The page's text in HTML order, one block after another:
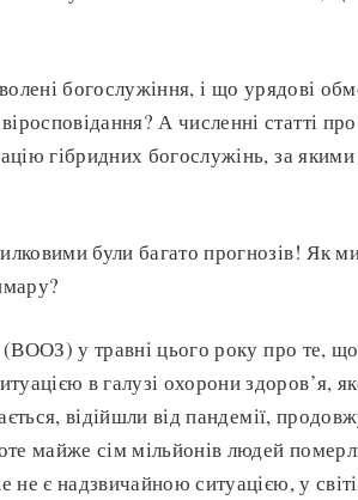
богослужіння, і що урядові
А численні статті
гібридних богослужінь, за
були багато прогнозів! Як ми
(ВООЗ) у травні цього року про те,
в галузі охорони здоров’я,
відійшли від пандемії,
майже сім мільйонів людей
не є надзвичайною ситуацією, у